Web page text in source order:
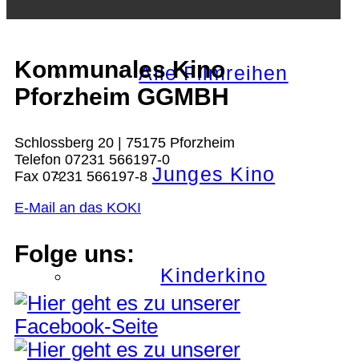
Alle Filmreihen
Junges Kino
Kinderkino
Kommunales Kino
Pforzheim GGMBH
Schlossberg 20 | 75175 Pforzheim
Telefon 07231 566197-0
Fax 07231 566197-8
E-Mail an das KOKI
Folge uns: